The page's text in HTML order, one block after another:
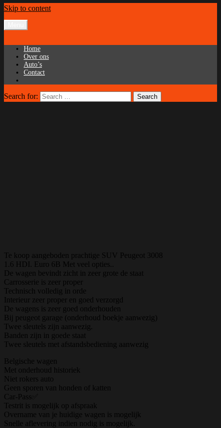
Skip to content
Home
Over ons
Auto’s
Contact
Search for: Search
Te koop aangeboden prachtige SUV Peugeot 3008
1.6 HDI. Euro 6B Met veel opties..
De wagen bevindt zicht in zeer grote de staat
Carrosserie is zeer proper
Technisch volledig in orde
Interieur zeer proper en goed verzorgd
De wagens is zeer goed onderhouden
Bij peugeot garage (onderhoud boekje aanwezig)
Twee sleutels zijn aanwezig.
Banden zijn in goede staat
Twee sleutels met afstandsbediening aanwezig
Belgische wagen
Met onderhoud historiek
Niet rokers auto
Geen sporen van honden of katten
Car-Pass✅
Testrit is mogelijk op afspraak
Overname van je huidige wagen is mogelijk
Snelle aflevering indien nodig is mogelijk.